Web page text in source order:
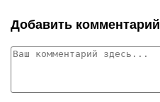
Добавить комментарий
Комментарий